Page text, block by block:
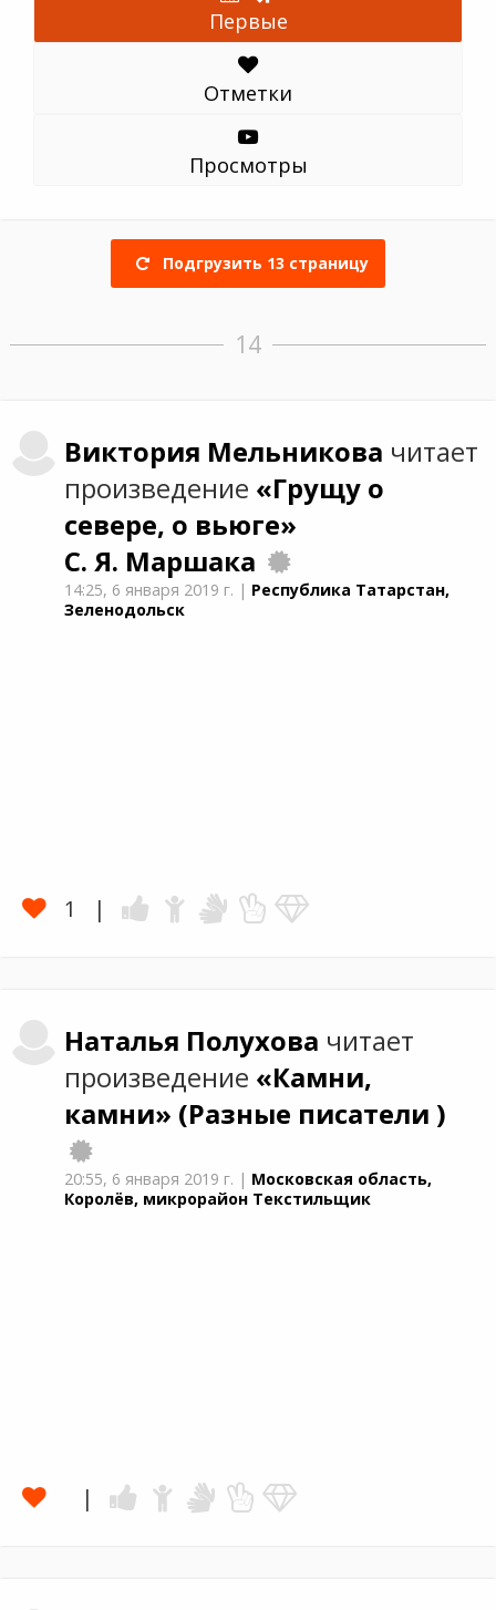
Первые
Отметки
Просмотры
Подгрузить 13 страницу
14
Виктория Мельникова читает
произведение «Грущу о
севере, о вьюге»
С. Я. Маршака
14:25, 6 января 2019 г. | Республика Татарстан,
Зеленодольск
1
Наталья Полухова читает
произведение «Камни,
камни» (Разные писатели )
20:55, 6 января 2019 г. | Московская область,
Королёв, микрорайон Текстильщик